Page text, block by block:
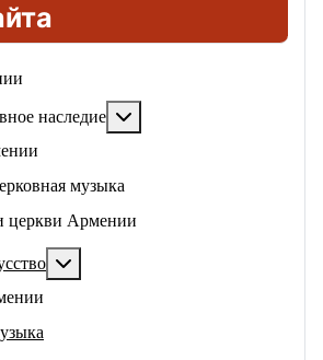
наследие
музыка
церкви Армении